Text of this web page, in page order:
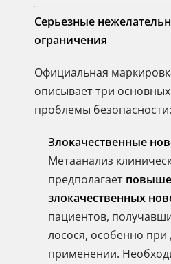
Серьезные
ограничения
Официальная
описывает три
проблемы безопасности:
Злокачественные
Метаанализ
предполагает
злокачественных
пациентов,
лосося, особенно при
применении.